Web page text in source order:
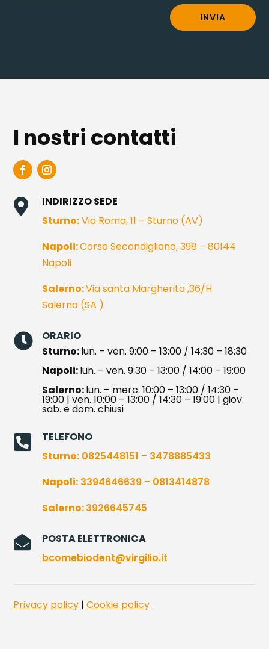
INVIA
I nostri contatti

INDIRIZZO SEDE
Sturno:Via Roma, 11 – Sturno (AV)
Napoli:Corso Secondigliano, 398 – 80144
Napoli
Salerno:Via santa Margherita ,36/H
Salerno (SA )

ORARIO
Sturno:lun. – ven. 9:00 – 13:00 / 14:30 – 18:30
Napoli:lun. – ven. 9:30 – 13:00 / 14:00 – 19:00
Salerno:lun. – merc. 10:00 – 13:00 / 14:30 –
19:00 | ven. 10:00 – 13:00 / 14:30 – 19:00 | giov.
sab. e dom. chiusi

TELEFONO
Sturno: 0825448151 – 3478885433
Napoli: 3394646639– 0813414878
Salerno:3926645745

POSTA ELETTRONICA
bcomebiodent@virgilio.it
Privacy policy |Cookie policy